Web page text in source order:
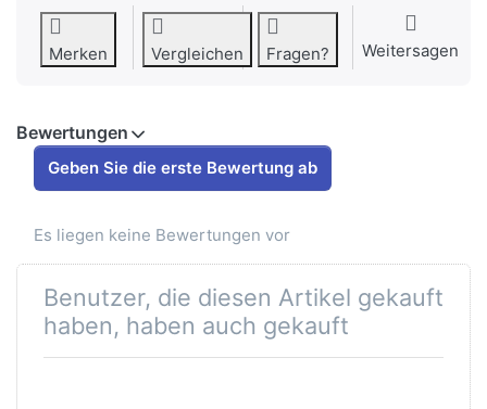
Merken Vergleichen Fragen? Weitersagen
Bewertungen
Geben Sie die erste Bewertung ab
Es liegen keine Bewertungen vor
Benutzer, die diesen Artikel gekauft
haben, haben auch gekauft